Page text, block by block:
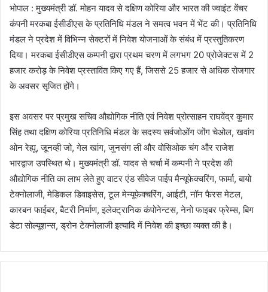
भोपाल : मुख्यमंत्री डॉ. मोहन यादव से दक्षिण कोरिया और भारत की ज्वाइंट वेंचर
कंपनी मरकबा ईसीडीएस के प्रतिनिधि मंडल ने समत्व भवन में भेंट की। प्रतिनिधि
मंडल ने प्रदेश में विभिन्न सेक्टरों में निवेश योजनाओं के संबंध में प्रस्तुतिकरण
दिया। मरकबा ईसीडीएस कम्पनी द्वारा प्रथम चरण में लगभग 20 प्रोजेक्टस में 2
हजार करोड़ के निवेश प्रस्तावित किए गए हैं, जिससे 25 हजार से अधिक रोजगार
के अवसर सृजित होंगे।
इस अवसर पर प्रमुख सचिव औद्योगिक नीति एवं निवेश प्रोत्साहन राघवेंद्र कुमार
सिंह तथा दक्षिण कोरिया प्रतिनिधि मंडल के सदस्य सर्वजोओंग जोंग चेओल, खवांग
ओन रेह्यू, जूनव्ही जो, गेल खांग, जुनसंग ली और वोसिओक चंग और राजेश
भारद्वाज उपस्थित थे। मुख्यमंत्री डॉ. यादव से चर्चा में कम्पनी ने प्रदेश की
औद्योगिक नीति का लाभ लेते हुए वाटर एंड सीवेज पाईप मैन्यूफेक्चरिंग, फार्मा, बायो
टेक्नोलाजी, मेडिकल डिवाइसेस, टूल मेन्यूफेक्चरिंग, आईटी, नॉन फैरस मेटल,
कारबन फाईबर, बैटरी निर्माण, इलेक्ट्रानिक कंपोनेन्टस, नेनो फाइबर फ्रेम्स, बिग
डेटा सोल्यूशन्स, ड्रोन टेक्नोलाजी इत्यादि में निवेश की इच्छा व्यक्त की है।